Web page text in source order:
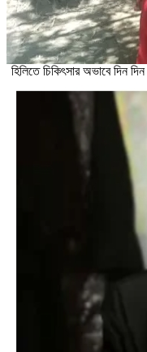
হিলিতে চিকিৎসার অভাবে দিন